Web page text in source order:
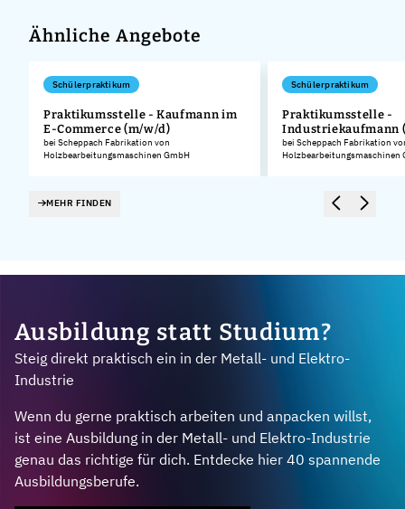
Ähnliche Angebote
Schülerpraktikum
Praktikumsstelle - Kaufmann im
E-Commerce (m/w/d)
bei Scheppach Fabrikation von
Holzbearbeitungsmaschinen GmbH
Schülerpraktikum
Praktikumsstelle -
Industriekaufmann
bei Scheppach Fabrikation
Holzbearbeitungsmaschinen
MEHR FINDEN
Ausbildung statt Studium?
Steig direkt praktisch ein in der Metall- und Elektro-
Industrie
Wenn du gerne praktisch arbeiten und anpacken willst,
ist eine Ausbildung in der Metall- und Elektro-Industrie
genau das richtige für dich. Entdecke hier 40 spannende
Ausbildungsberufe.